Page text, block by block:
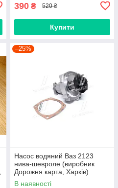
390 ₴ 520 ₴
Купити
–25%
Насос водяний Ваз 2123
нива-шевроле (виробник
Дорожня карта, Харків)
В наявності